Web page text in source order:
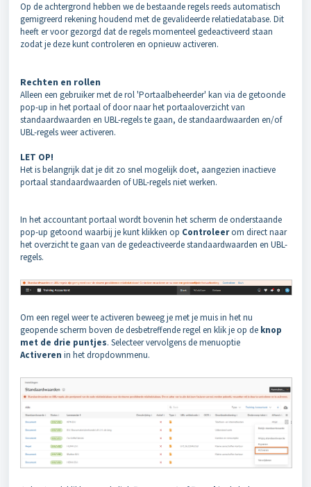
Op de achtergrond hebben we de bestaande regels reeds automatisch
gemigreerd rekening houdend met de gevalideerde relatiedatabase. Dit
heeft er voor gezorgd dat de regels momenteel gedeactiveerd staan
zodat je deze kunt controleren en opnieuw activeren.
Rechten en rollen
Alleen een gebruiker met de rol 'Portaalbeheerder' kan via de getoonde
pop-up in het portaal of door naar het portaaloverzicht van
standaardwaarden en UBL-regels te gaan, de standaardwaarden en/of
UBL-regels weer activeren.
LET OP!
Het is belangrijk dat je dit zo snel mogelijk doet, aangezien inactieve
portaal standaardwaarden of UBL-regels niet werken.
In het accountant portaal wordt bovenin het scherm de onderstaande
pop-up getoond waarbij je kunt klikken op Controleerom direct naar
het overzicht te gaan van de gedeactiveerde standaardwaarden en UBL-
regels.
Om een regel weer te activeren beweeg je met je muis in het nu
geopende scherm boven de desbetreffende regel en klik je op de knop
met de drie puntjes. Selecteer vervolgens de menuoptie
Activeren in het dropdownmenu.